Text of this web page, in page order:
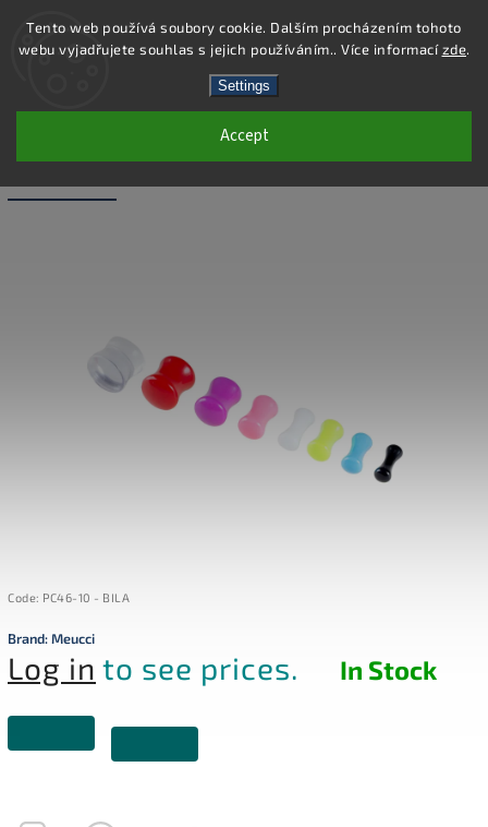
Tento web používá soubory cookie. Dalším procházením tohoto
webu vyjadřujete souhlas s jejich používáním.. Více informacízde.
Settings
Accept
Search
PC46-10 - PIERCING PLUG - BÍLÁ - 10
Code: PC46-10 - BILA
Brand:Meucci
Log in to see prices. In Stock